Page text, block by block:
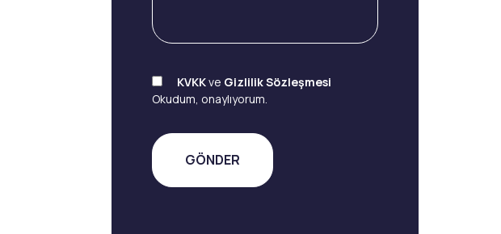
KVKKve Gizlilik Sözleşmesi
Okudum, onaylıyorum.